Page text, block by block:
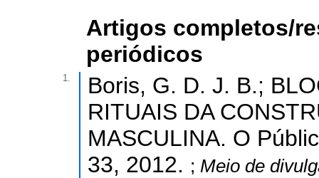
Artigos completos/
periódicos
1.
Boris, G. D. J. B.;
RITUAIS DA
MASCULINA. O
33, 2012. ; Meio de